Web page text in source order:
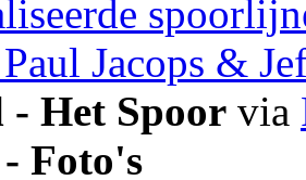
Jacops &
- Het Spoor via
Foto's